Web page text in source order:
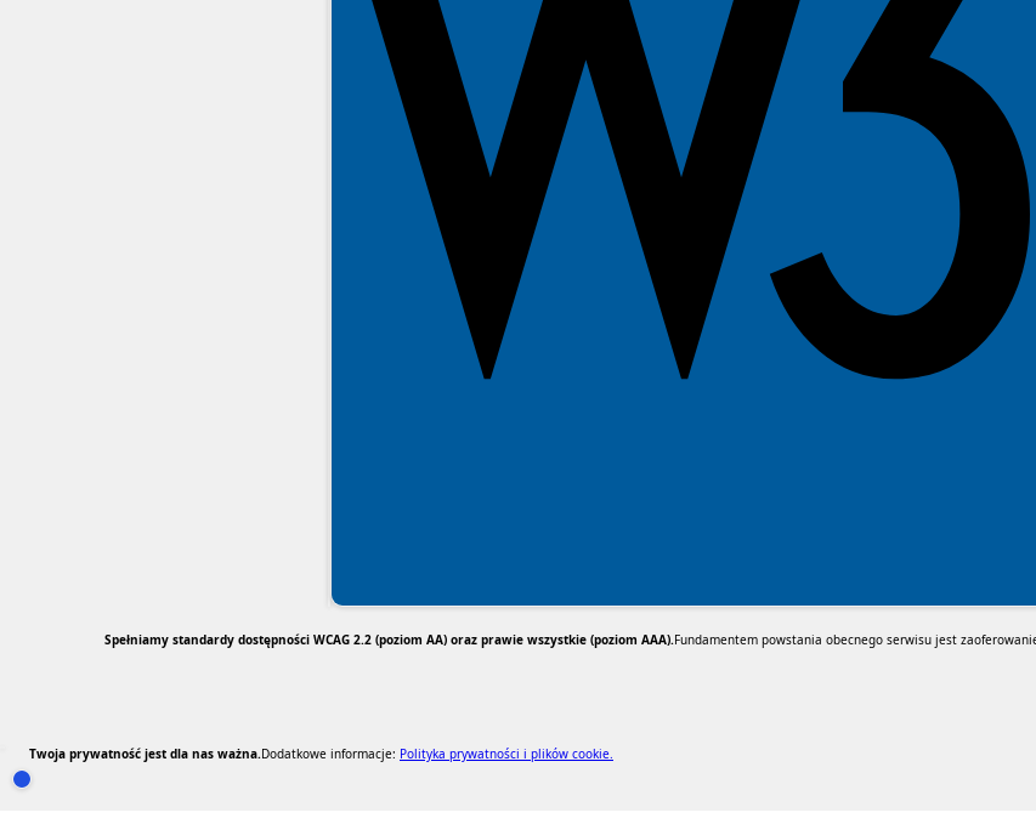
Otwórz ustawienia zgód cookie i zgód RODO
Spełniamy standardy dostępności WCAG 2.2 (poziom AA) oraz prawie wszystkie (poziom AAA).Fundamentem powstania obecnego serwisu jest
RODO Zgodne
RODO przyjazne narzędzia
Twoja prywatność jest dla nas ważna.Dodatkowe informacje: Polityka prywatności i plików cookie.